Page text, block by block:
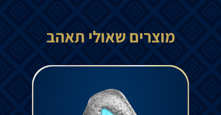
מוצרים שאולי תאהב